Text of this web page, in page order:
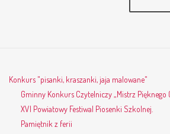
Konkurs "pisanki, kraszanki, jaja malowane"
Gminny Konkurs Czytelniczy „Mistrz Pięknego
XVI Powiatowy Festiwal Piosenki Szkolnej.
Pamiętnik z ferii